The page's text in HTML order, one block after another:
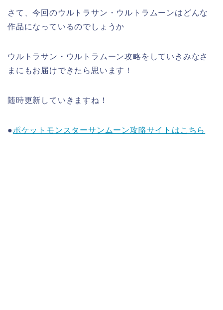
さて、今回のウルトラサン・ウルトラムーンはどんな
作品になっているのでしょうか
ウルトラサン・ウルトラムーン攻略をしていきみなさ
まにもお届けできたら思います！
随時更新していきますね！
●ポケットモンスターサンムーン攻略サイトはこちら